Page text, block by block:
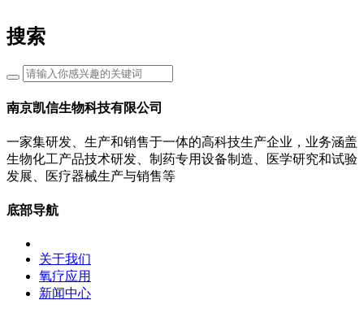
搜索
南京凯信生物科技有限公司
一家集研发、生产和销售于一体的高科技生产企业，业务涵盖
生物化工产品技术研发、制药专用设备制造、医学研究和试验
发展、医疗器械生产与销售等
底部导航
关于我们
氧疗应用
新闻中心